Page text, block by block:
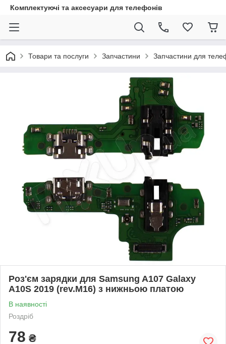
Комплектуючі та аксесуари для телефонів
Товари та послуги Запчастини Запчастини для
Роз'єм зарядки для Samsung A107 Galaxy
A10S 2019 (rev.M16) з нижньою платою
В наявності
Роздріб
78 ₴